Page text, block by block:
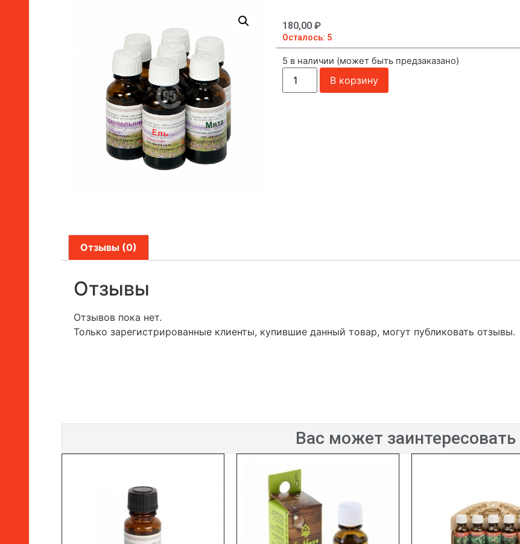
180,00 ₽
Осталось: 5
5 в наличии (может быть предзаказано)
В корзину
Отзывы (0)
Отзывы
Отзывов пока нет.
Только зарегистрированные клиенты, купившие данный товар, могут публиковать отзывы.
Вас может заинтересовать